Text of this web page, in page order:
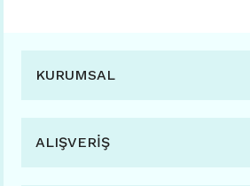
KURUMSAL
ALIŞVERİŞ